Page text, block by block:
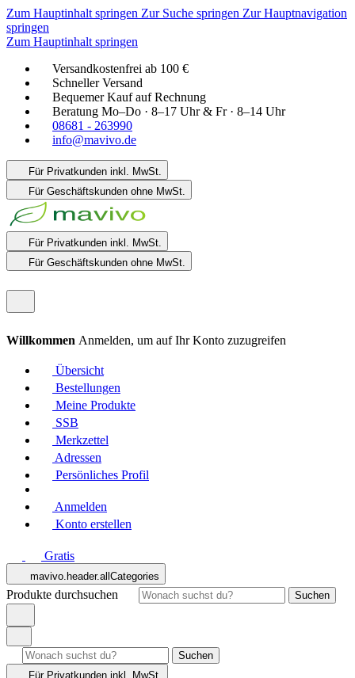
Zum Hauptinhalt springen Zur Suche springen Zur Hauptnavigation
springen
Zum Hauptinhalt springen
Versandkostenfrei ab 100 €
Schneller Versand
Bequemer Kauf auf Rechnung
Beratung Mo–Do · 8–17 Uhr & Fr · 8–14 Uhr
08681 - 263990
info@mavivo.de
Für Privatkunden inkl. MwSt.
Für Geschäftskunden ohne MwSt.
Für Privatkunden inkl. MwSt.
Für Geschäftskunden ohne MwSt.
Willkommen Anmelden, um auf Ihr Konto zuzugreifen
Übersicht
Bestellungen
Meine Produkte
SSB
Merkzettel
Adressen
Persönliches Profil
Anmelden
Konto erstellen
Gratis
mavivo.header.allCategories
Produkte durchsuchen Suchen
Suchen
Für Privatkunden inkl. MwSt.